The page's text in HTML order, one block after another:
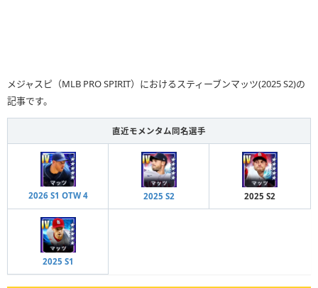
メジャスピ（MLB PRO SPIRIT）におけるスティーブンマッツ(2025 S2)の
記事です。
直近モメンタム同名選手
2026 S1 OTW 4 2025 S2 2025 S2
2025 S1